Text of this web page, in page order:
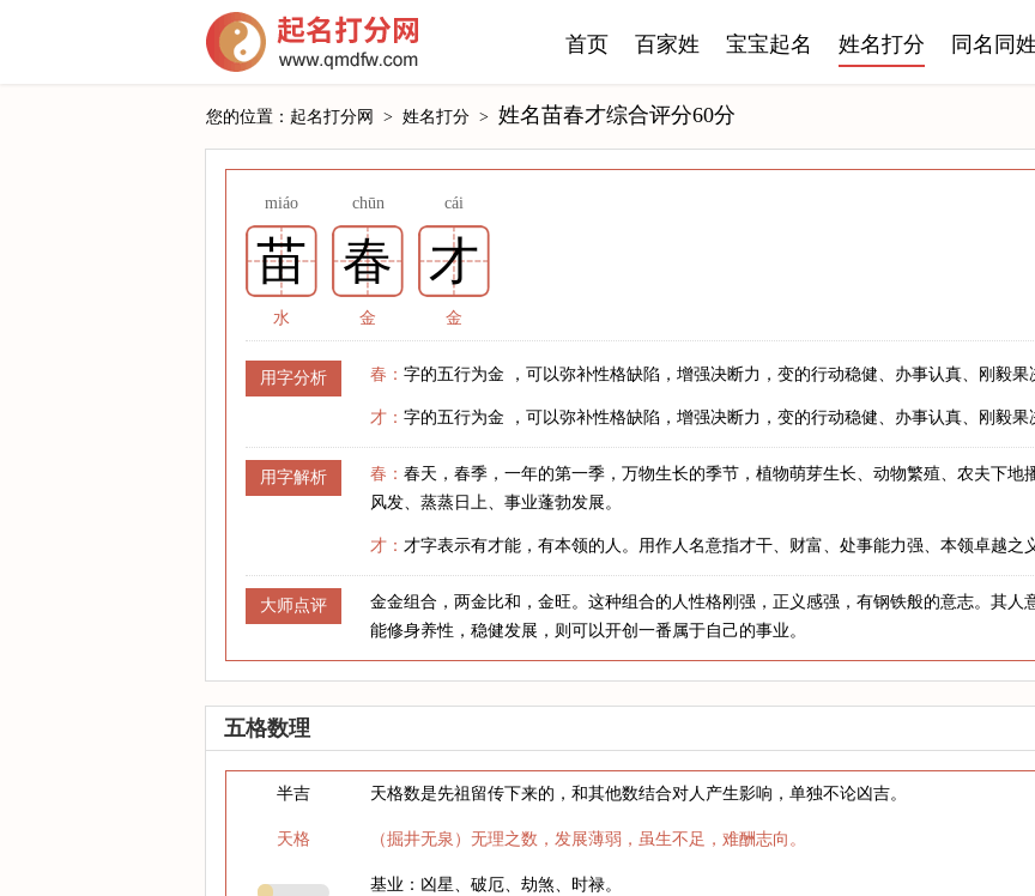
首页 百家姓 宝宝起名 姓名打分 同名同姓
您的位置： 起名打分网 > 姓名打分 > 姓名苗春才综合评分60分
miáo chūn cái
苗 春 才
水 金 金
用字分析 春： 字的五行为金 ，可以弥补性格缺陷，增强决断力，变的行动稳健、办事认真、刚毅果
才： 字的五行为金 ，可以弥补性格缺陷，增强决断力，变的行动稳健、办事认真、刚毅果
用字解析 春： 春天，春季，一年的第一季，万物生长的季节，植物萌芽生长、动物繁殖、农夫下地
风发、蒸蒸日上、事业蓬勃发展。
才： 才字表示有才能，有本领的人。用作人名意指才干、财富、处事能力强、本领卓越之
大师点评
金金组合，两金比和，金旺。这种组合的人性格刚强，正义感强，有钢铁般的意志。其人
能修身养性，稳健发展，则可以开创一番属于自己的事业。
五格数理
半吉
天格
天格数是先祖留传下来的，和其他数结合对人产生影响，单独不论凶吉。
（掘井无泉）无理之数，发展薄弱，虽生不足，难酬志向。
基业：凶星、破厄、劫煞、时禄。